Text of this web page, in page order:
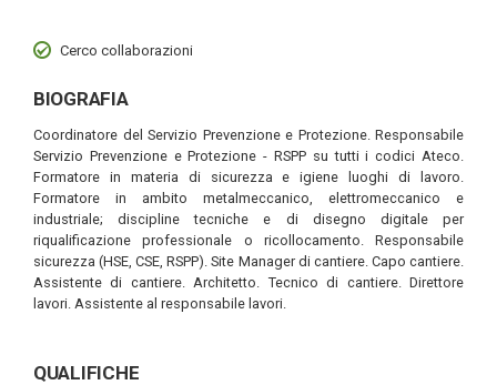
Cerco collaborazioni
BIOGRAFIA
Coordinatore del Servizio Prevenzione e Protezione. Responsabile
Servizio Prevenzione e Protezione - RSPP su tutti i codici Ateco.
Formatore in materia di sicurezza e igiene luoghi di lavoro.
Formatore in ambito metalmeccanico, elettromeccanico e
industriale; discipline tecniche e di disegno digitale per
riqualificazione professionale o ricollocamento. Responsabile
sicurezza (HSE, CSE, RSPP). Site Manager di cantiere. Capo cantiere.
Assistente di cantiere. Architetto. Tecnico di cantiere. Direttore
lavori. Assistente al responsabile lavori.
QUALIFICHE